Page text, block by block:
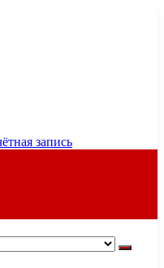
запись